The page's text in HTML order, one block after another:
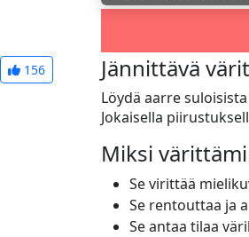
156 Jännittävä
Löydä aarre
Jokaisella
Miksi
Se virittää
Se rentouttaa ja
Se antaa tilaa